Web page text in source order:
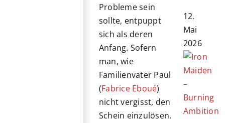
Probleme sein
sollte, entpuppt
sich als deren
Anfang. Sofern
man, wie
Familienvater Paul
(Fabrice Eboué)
nicht vergisst, den
Schein einzulösen.
12.
Mai
2026